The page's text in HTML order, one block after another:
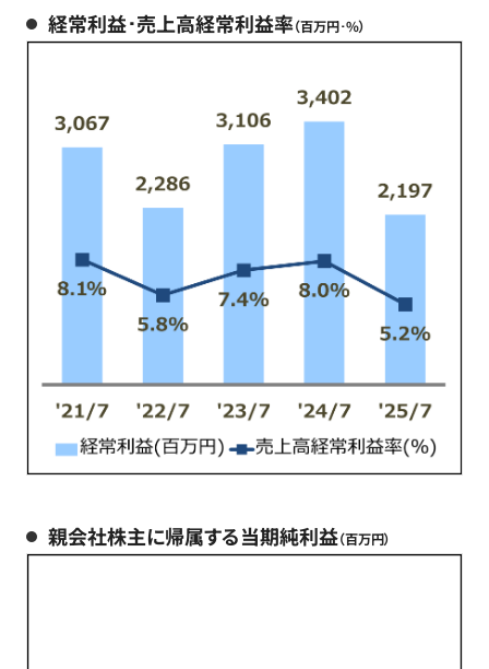
経常利益･売上高経常利益率（百万円･%）
親会社株主に帰属する当期純利益（百万円）